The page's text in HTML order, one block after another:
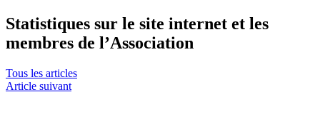
Statistiques sur le site internet et les
membres de l’Association
Tous les articles
Article suivant